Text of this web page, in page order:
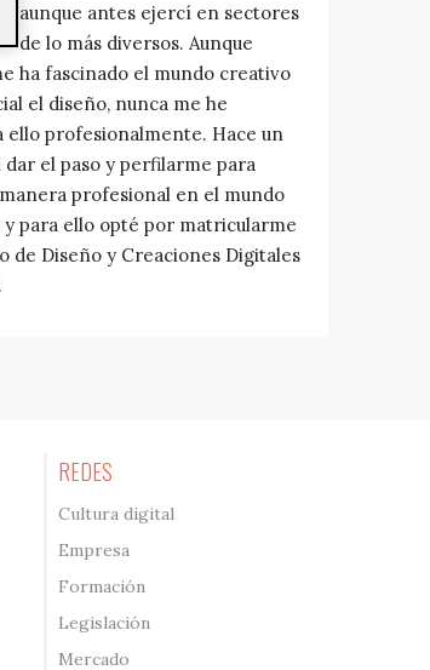
aunque antes ejercí en sectores
de lo más diversos. Aunque
ha fascinado el mundo creativo
el diseño, nunca me he
ello profesionalmente. Hace un
dar el paso y perfilarme para
profesional en el mundo
y para ello opté por matricularme
de Diseño y Creaciones Digitales
REDES
Cultura digital
Empresa
Formación
Legislación
Mercado